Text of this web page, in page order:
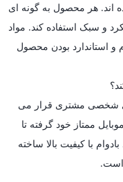
اند. هر محصول به گونه ای
و سبک استفاده کند. مواد
و استاندارد بودن محصول
شخصی مشتری قرار می
ممتاز خود گرفته تا
با کیفیت بالا ساخته
است.